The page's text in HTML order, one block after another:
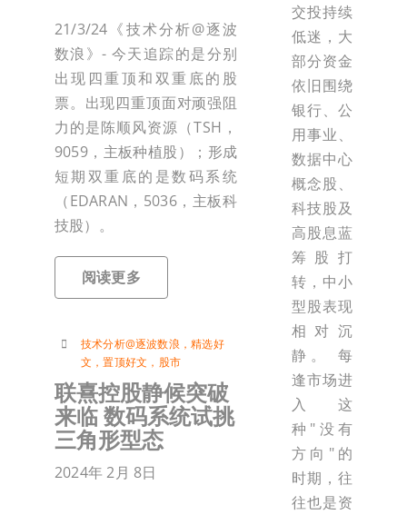
21/3/24《技术分析@逐波
数浪》- 今天追踪的是分别
出现四重顶和双重底的股
票。出现四重顶面对顽强阻
力的是陈顺风资源（TSH，
9059，主板种植股）；形成
短期双重底的是数码系统
（EDARAN，5036，主板科
技股）。
阅读更多
技术分析@逐波数浪 ，精选好
文 ，置顶好文 ， 股市
联熹控股静候突破
来临 数码系统试挑
三角形型态
2024年 2月 8日
交投持续
低迷，大
部分资金
依旧围绕
银行、公
用事业、
数据中心
概念股、
科技股及
高股息蓝
筹股打
转，中小
型股表现
相对沉
静。 每
逢市场进
入这
种"没有
方向"的
时期，往
往也是资